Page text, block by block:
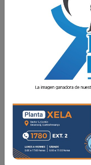
Como todos
uno de los
Latina. Y este
responsable de